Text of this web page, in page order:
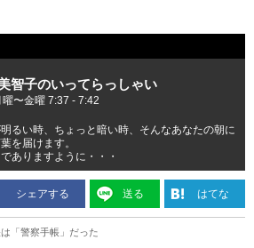
智子のいってらっしゃい
曜〜金曜 7:37 - 7:42
るい時、ちょっと暗い時、そんなあなたの朝に
を届けます。
ありますように・・・
シェアする 送る はてな
「警察手帳」だった